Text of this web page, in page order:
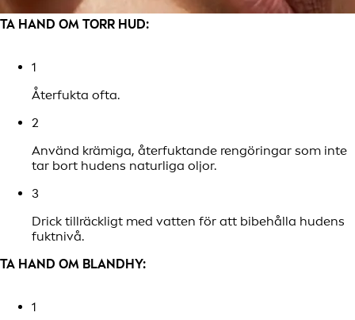
TA HAND OM TORR HUD:
1
Återfukta ofta.
2
Använd krämiga, återfuktande rengöringar som inte
tar bort hudens naturliga oljor.
3
Drick tillräckligt med vatten för att bibehålla hudens
fuktnivå.
TA HAND OM BLANDHY:
1